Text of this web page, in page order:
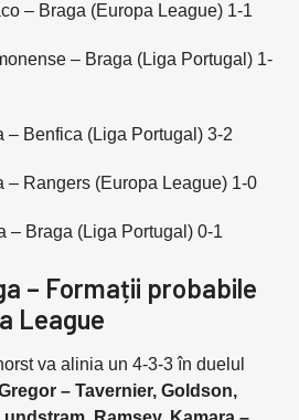
– Braga (Europa League) 1-1
– Braga (Liga Portugal) 1-
– Benfica (Liga Portugal) 3-2
– Rangers (Europa League) 1-0
– Braga (Liga Portugal) 0-1
– Formații probabile
League
va alinia un 4-3-3 în duelul
– Tavernier, Goldson,